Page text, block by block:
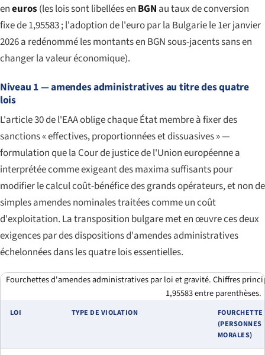
eneuros (les lois sont libellées en BGN au taux de conversion
fixe de 1,95583 ; l'adoption de l'euro par la Bulgarie le 1er janvier
2026 a redénommé les montants en BGN sous-jacents sans en
changer la valeur économique).
Niveau 1 — amendes administratives au titre des quatre
lois
L'article 30 de l'EAA oblige chaque État membre à fixer des
sanctions « effectives, proportionnées et dissuasives » —
formulation que la Cour de justice de l'Union européenne a
interprétée comme exigeant des maxima suffisants pour
modifier le calcul coût-bénéfice des grands opérateurs, et non de
simples amendes nominales traitées comme un coût
d'exploitation. La transposition bulgare met en œuvre ces deux
exigences par des dispositions d'amendes administratives
échelonnées dans les quatre lois essentielles.
Fourchettes d'amendes administratives par loi et gravité. Chiffres
1,95583 entre parenthèses.
LOI TYPE DE VIOLATION
FOURCHETTE
(PERSONNES
MORALES)